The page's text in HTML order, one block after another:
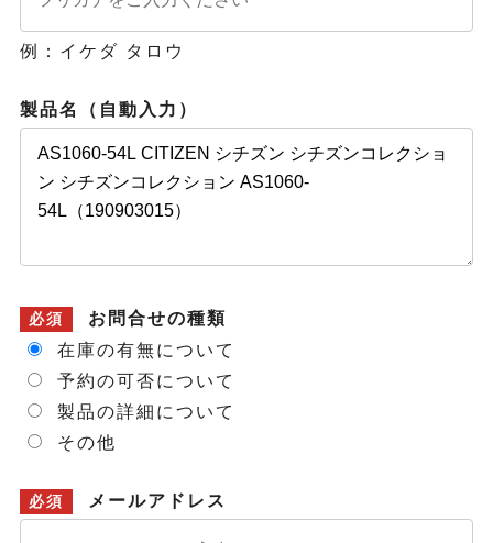
例：イケダ タロウ
製品名（自動入力）
必須
お問合せの種類
在庫の有無について
予約の可否について
製品の詳細について
その他
必須 メールアドレス